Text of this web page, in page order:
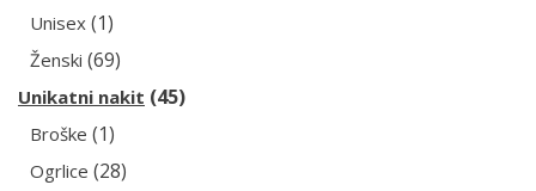
Unisex (1)
Ženski (69)
Unikatni nakit (45)
Broške (1)
Ogrlice (28)